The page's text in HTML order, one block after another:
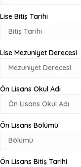
Lise Bitiş Tarihi
Lise Mezuniyet Derecesi
Ön Lisans Okul Adı
Ön Lisans Bölümü
Ön Lisans Bitiş Tarihi